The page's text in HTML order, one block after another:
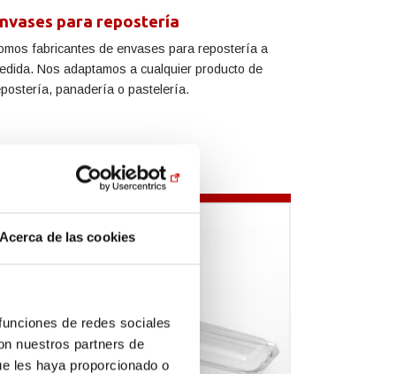
Acerca de las cookies
de redes sociales
nuestros partners de
les haya proporcionado o
para repostería
fabricantes de envases para repostería a
Nos adaptamos a cualquier producto de
panadería o pastelería.